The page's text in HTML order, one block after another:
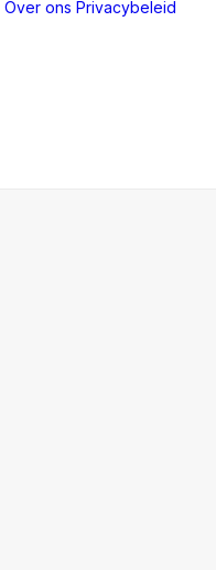
Over ons Privacybeleid